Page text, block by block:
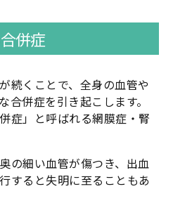
併症
続くことで、全身の血管や
合併症を引き起こします。
症」と呼ばれる網膜症・腎
の細い血管が傷つき、出血
すると失明に至ることもあ